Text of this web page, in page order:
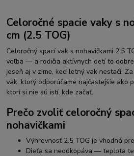
Celoročné spacie vaky s
cm (2.5 TOG)
Celoročný spací vak s nohavičkami 2.5
voľba — a rodičia aktívnych detí to
jeseň aj v zime, keď letný vak nestačí.
vak, ktorý odporúčame najčastejšie ako
ktorí si nie sú istí, kde začať.
Prečo zvoliť celoročný
nohavičkami
Výhrevnosť 2.5 TOG je vhodná
Dieťa sa neodkopáva — teplota